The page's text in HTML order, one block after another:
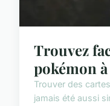
Trouvez
pokémon
Trouver des
jamais été aussi